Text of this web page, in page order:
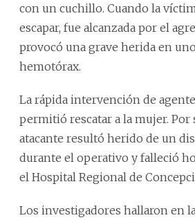
con un cuchillo. Cuando la
escapar, fue alcanzada por el
provocó una grave herida en
hemotórax.
La rápida intervención de
permitió rescatar a la mujer. Por
atacante resultó herido de un
durante el operativo y falleció
el Hospital Regional de
Los investigadores hallaron en